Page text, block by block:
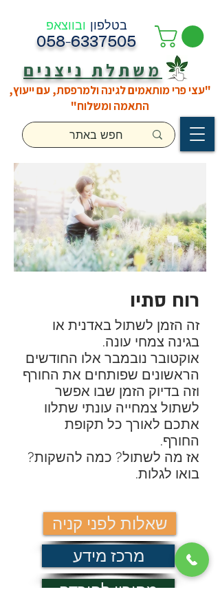
בטלפון ובווצאפ
058-6337505
משתלת ניצנים
"עצי פרי מותאמים לגינה ולמרפסת, עם ייעוץ,
התאמה ומשלוח"
רוח סתיו
זה הזמן לשתול באדנית או
בגינה צמחי עונה.
אוקטובר נובמבר אלו החודשים
הראשונים שפותחים את החורף
וזה בדיוק הזמן שבו אפשר
לשתול צמחייה עונתי שתלוו
אתכם לאורך כל תקופת
החורף.
אז מה לשתול? כמה להשקות?
בואו לגלות.
שאלות לפני קניה
מרכז מידע
מחירון להורדה